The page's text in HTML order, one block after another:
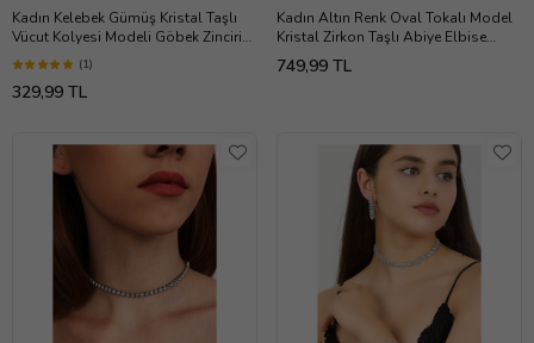
Kadın Kelebek Gümüş Kristal Taşlı
Vücut Kolyesi Modeli Göbek Zinciri
Aksesuarı Pırlanta Takı
(1)
329,99 TL
Kadın Altın Renk Oval Tokalı Model
Kristal Zirkon Taşlı Abiye Elbise
Pantolon Etek Düğün Parti Kemer
749,99 TL